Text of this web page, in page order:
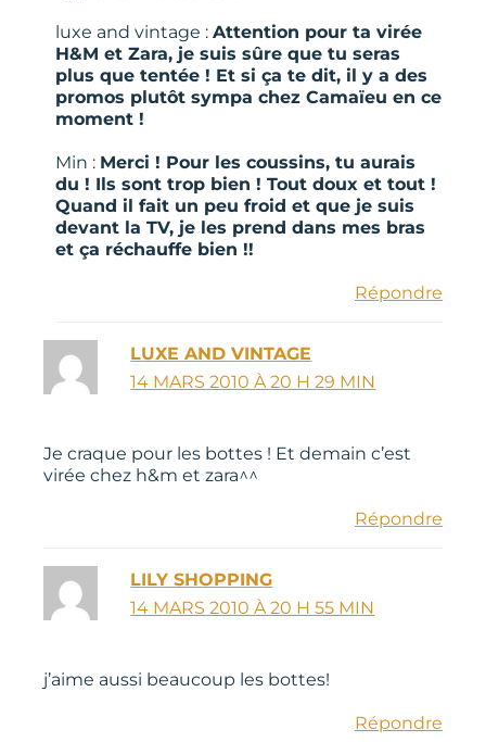
luxe and vintage : Attention pour ta virée
H&M et Zara, je suis sûre que tu seras
plus que tentée ! Et si ça te dit, il y a des
promos plutôt sympa chez Camaïeu en ce
moment !
Min : Merci ! Pour les coussins, tu aurais
du ! Ils sont trop bien ! Tout doux et tout !
Quand il fait un peu froid et que je suis
devant la TV, je les prend dans mes bras
et ça réchauffe bien !!
Répondre
LUXE AND VINTAGE
14 MARS 2010 À 20 H 29 MIN
Je craque pour les bottes ! Et demain c’est
virée chez h&m et zara^^
Répondre
LILY SHOPPING
14 MARS 2010 À 20 H 55 MIN
j’aime aussi beaucoup les bottes!
Répondre